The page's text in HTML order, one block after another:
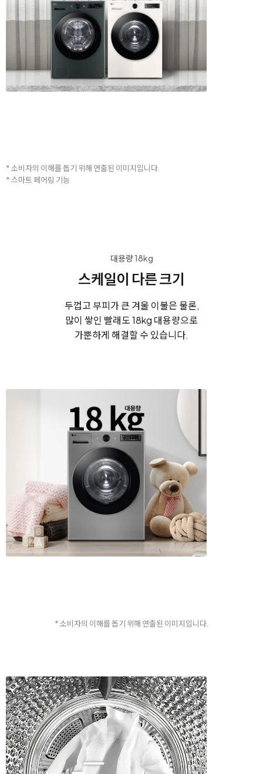
* 소비자의 이해를 돕기 위해 연출된 이미지입니다.
* 스마트 페어링 기능
대용량 18kg
스케일이 다른 크기
두껍고 부피가 큰 겨울 이불은 물론,
많이 쌓인 빨래도 18kg 대용량으로
가뿐하게 해결할 수 있습니다.
* 소비자의 이해를 돕기 위해 연출된 이미지입니다.